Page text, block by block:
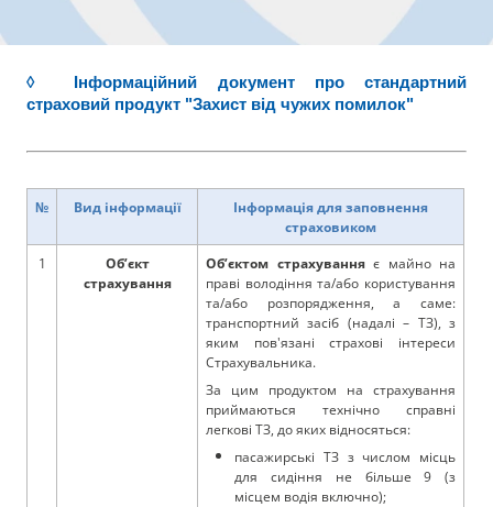
◊ Інформаційний документ про стандартний
страховий продукт "Захист від чужих помилок"
№ Вид інформації
Інформація для заповнення
страховиком
1
Об’єкт
страхування
Об’єктом страхуванняє майно на
праві володіння та/або користування
та/або розпорядження, а саме:
транспортний засіб (надалі – ТЗ), з
яким пов'язані страхові інтереси
Страхувальника.
За цим продуктом на страхування
приймаються технічно справні
легкові ТЗ, до яких відносяться:
пасажирські ТЗ з числом місць
для сидіння не більше 9 (з
місцем водія включно);